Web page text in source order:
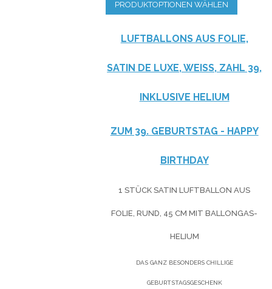
PRODUKTOPTIONEN WÄHLEN
LUFTBALLONS AUS FOLIE,
SATIN DE LUXE, WEISS, ZAHL 39, I
NKLUSIVE HELIUM
ZUM 39. GEBURTSTAG - HAPPY
BIRTHDAY
1 STÜCK SATIN LUFTBALLON AUS
FOLIE, RUND, 45 CM MIT BALLONGAS-
HELIUM
DAS GANZ BESONDERS CHILLIGE
GEBURTSTAGSGESCHENK